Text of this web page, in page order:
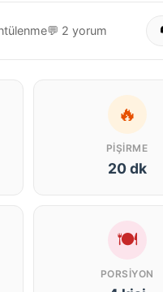
💬 2 yorum
🔥
PIŞIRME
20 dk
🍽
PORSIYON